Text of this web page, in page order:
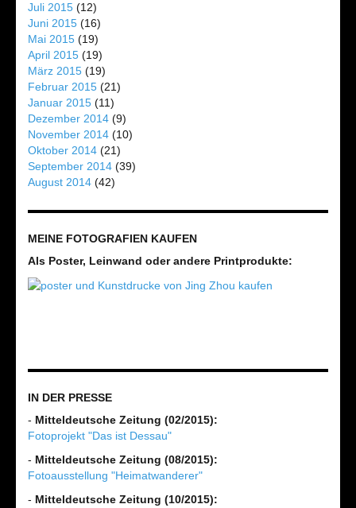
Juli 2015 (12)
Juni 2015 (16)
Mai 2015 (19)
April 2015 (19)
März 2015 (19)
Februar 2015 (21)
Januar 2015 (11)
Dezember 2014 (9)
November 2014 (10)
Oktober 2014 (21)
September 2014 (39)
August 2014 (42)
MEINE FOTOGRAFIEN KAUFEN
Als Poster, Leinwand oder andere Printprodukte:
IN DER PRESSE
- Mitteldeutsche Zeitung (02/2015):
Fotoprojekt "Das ist Dessau"
- Mitteldeutsche Zeitung (08/2015):
Fotoausstellung "Heimatwanderer"
- Mitteldeutsche Zeitung (10/2015):